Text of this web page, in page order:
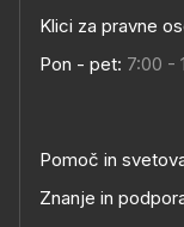
Klici za pravne
Pon - pet: 7:00 -
Pomoč in
Znanje in